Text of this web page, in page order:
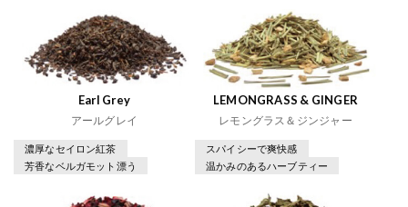
Earl Grey
アールグレイ
濃厚なセイロン紅茶
芳香なベルガモット漂う
LEMONGRASS & GINGER
レモングラス＆ジンジャー
スパイシーで爽快感
温かみのあるハーブティー